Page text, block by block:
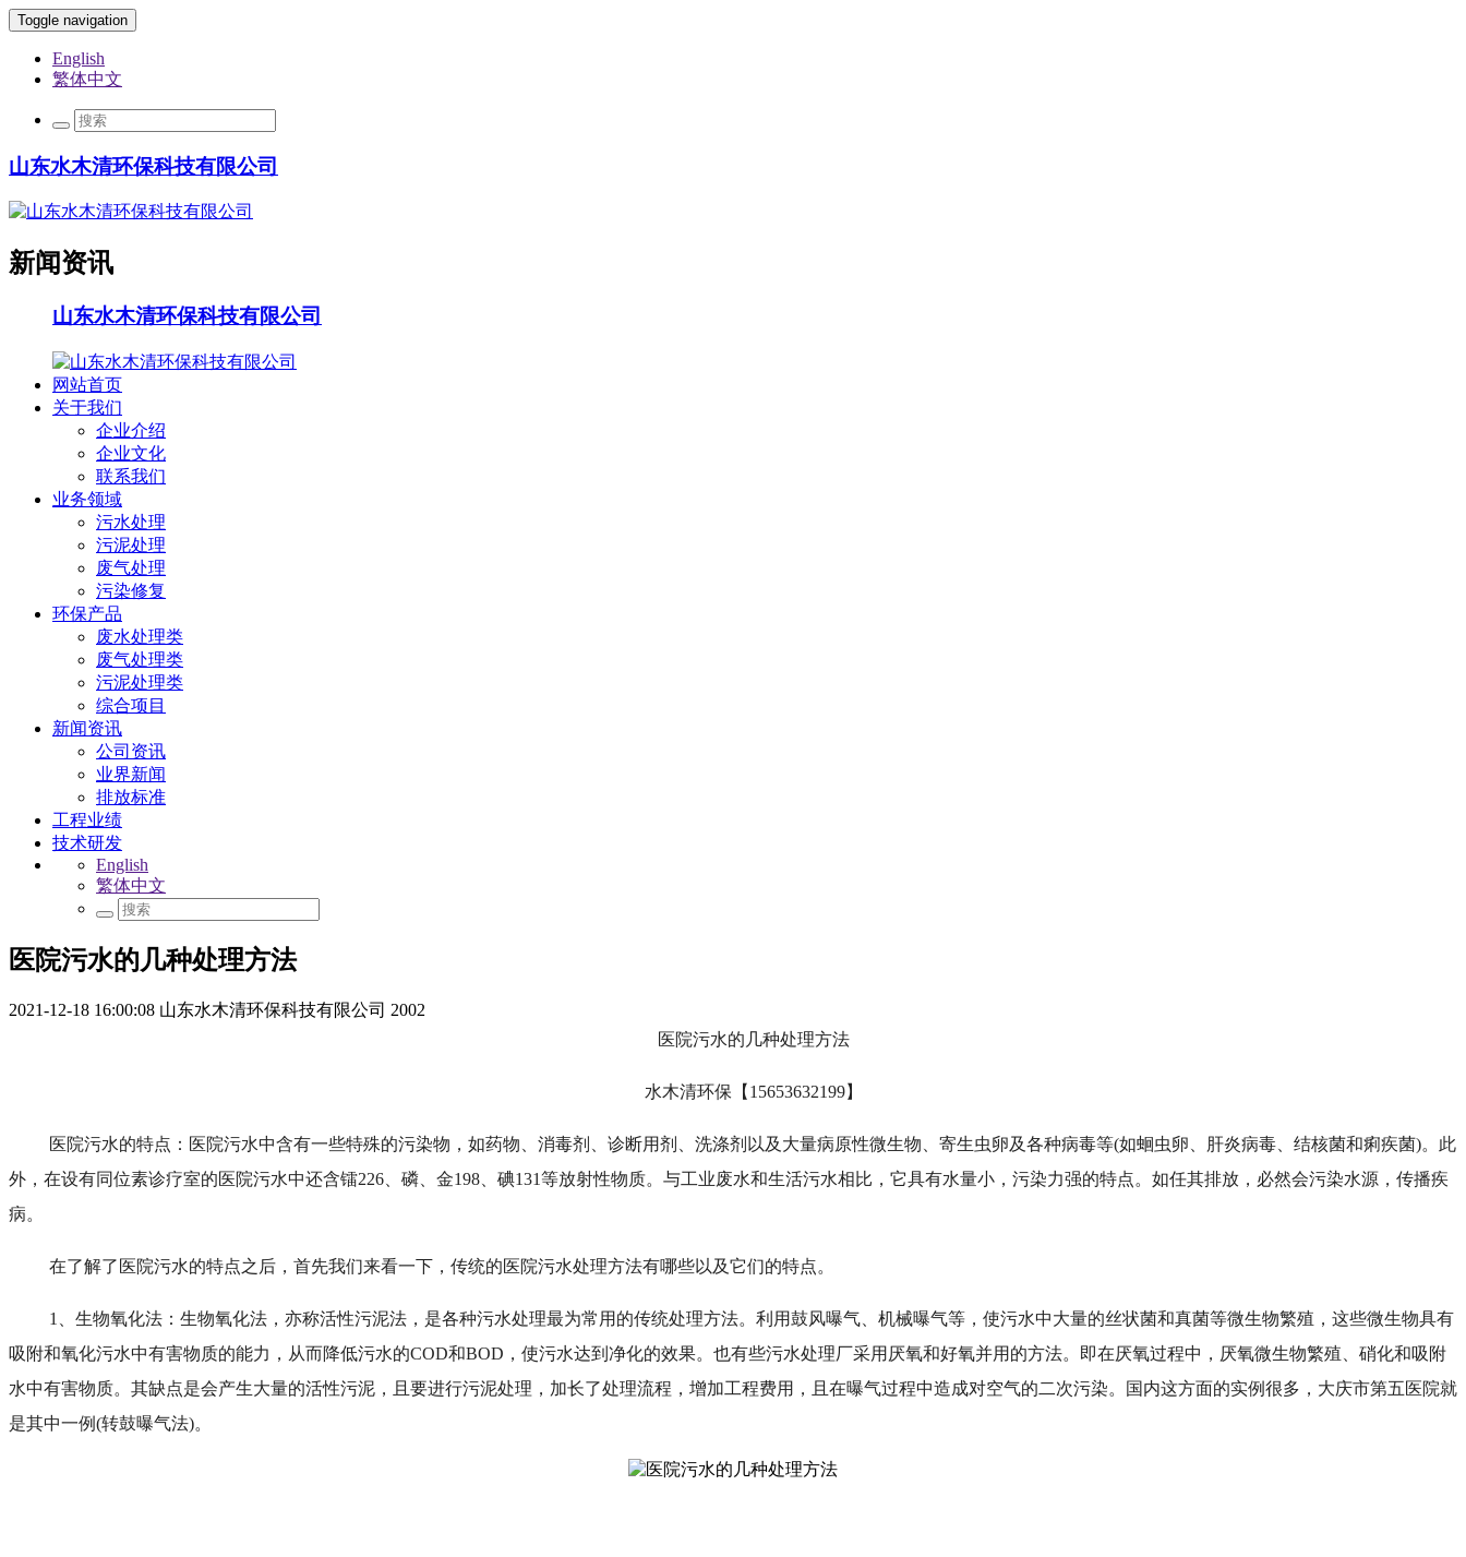
Toggle navigation
English
繁体中文
山东水木清环保科技有限公司
新闻资讯
山东水木清环保科技有限公司
网站首页
关于我们
企业介绍
企业文化
联系我们
业务领域
污水处理
污泥处理
废气处理
污染修复
环保产品
废水处理类
废气处理类
污泥处理类
综合项目
新闻资讯
公司资讯
业界新闻
排放标准
工程业绩
技术研发
English
繁体中文
医院污水的几种处理方法
2021-12-18 16:00:08 山东水木清环保科技有限公司 2002
医院污水的几种处理方法
水木清环保【 15653632199】
医院污水的特点：医院污水中含有一些特殊的污染物，如药物、消毒剂、诊断用剂、洗涤剂以及大量病原性微生物、寄生虫卵及各种病毒等(如蛔虫卵、肝炎病毒、结核菌和痢疾菌)。此
外，在设有同位素诊疗室的医院污水中还含镭226、磷、金198、碘131等放射性物质。与工业废水和生活污水相比，它具有水量小，污染力强的特点。如任其排放，必然会污染水源，传播疾
病。
在了解了医院污水的特点之后，首先我们来看一下，传统的医院污水处理方法有哪些以及它们的特点。
1、生物氧化法：生物氧化法，亦称活性污泥法，是各种污水处理最为常用的传统处理方法。利用鼓风曝气、机械曝气等，使污水中大量的丝状菌和真菌等微生物繁殖，这些微生物具有
吸附和氧化污水中有害物质的能力，从而降低污水的COD和BOD，使污水达到净化的效果。也有些污水处理厂采用厌氧和好氧并用的方法。即在厌氧过程中，厌氧微生物繁殖、硝化和吸附
水中有害物质。其缺点是会产生大量的活性污泥，且要进行污泥处理，加长了处理流程，增加工程费用，且在曝气过程中造成对空气的二次污染。国内这方面的实例很多，大庆市第五医院就
是其中一例(转鼓曝气法)。